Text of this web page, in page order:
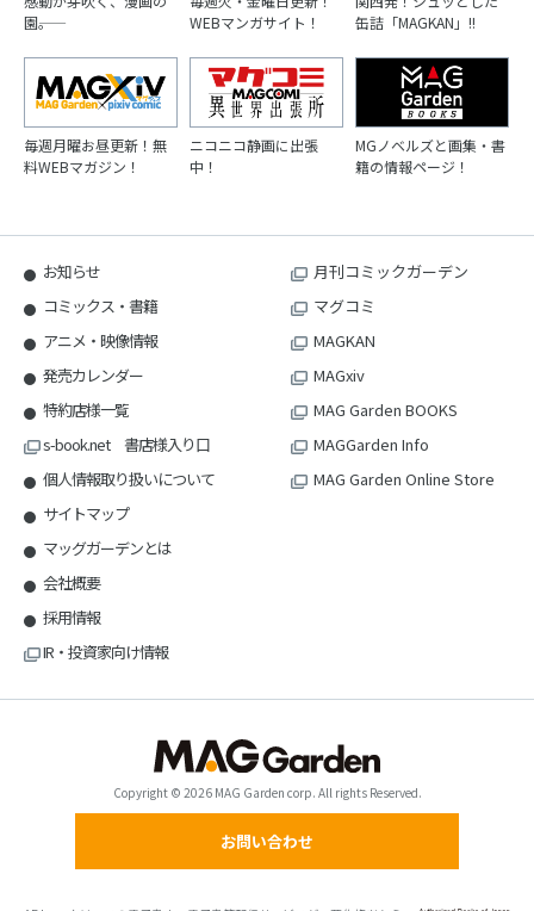
園――。
WEBマンガサイト！
缶詰「MAGKAN」!!
毎週月曜お昼更新！無
料WEBマガジン！
ニコニコ静画に出張
中！
MGノベルズと画集・書
籍の情報ページ！
お知らせ
コミックス・書籍
アニメ・映像情報
発売カレンダー
特約店様一覧
s-book.net 書店様入り口
個人情報取り扱いについて
サイトマップ
マッグガーデンとは
会社概要
採用情報
IR・投資家向け情報
月刊コミックガーデン
マグコミ
MAGKAN
MAGxiv
MAG Garden BOOKS
MAGGarden Info
MAG Garden Online Store
Copyright © 2026 MAG Garden corp. All rights Reserved.
お問い合わせ